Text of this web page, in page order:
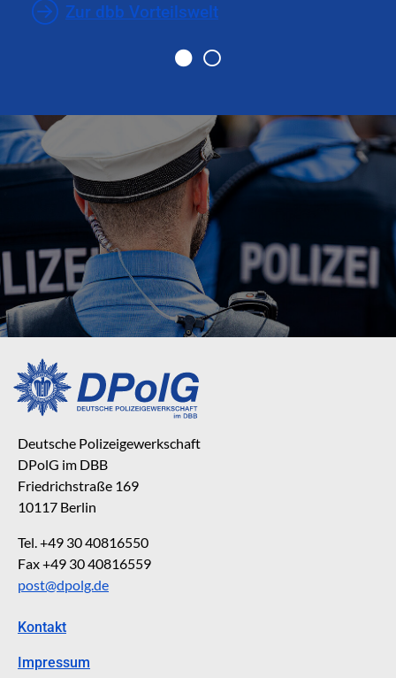
Zur dbb Vorteilswelt
Deutsche Polizeigewerkschaft
DPolG im DBB
Friedrichstraße 169
10117 Berlin
Tel. +49 30 40816550
Fax +49 30 40816559
post@dpolg.de
Kontakt
Impressum